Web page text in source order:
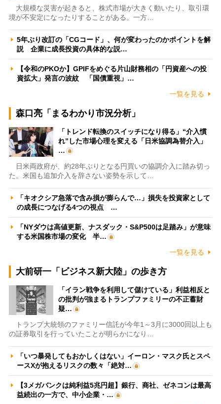
大規模な災害が起きると、株式市場が大きく動いたり、取引環
境が不安定になったりすることがある。一方…
5年ぶり改訂の「CGコード」、何が変わったのかポイントを解
説 企業に成長投資の具体的な説…
【令和のPKOか】GPIFをめぐる片山財務相の「円資産への投
資拡大」発言の波紋 「国債重視」…
一覧を見る
森口亮「まるわかり市況分析」
「トレンド転換のスイッチになり得る」“介入慣
れ”した市場心理を変える「日米協調為替介入」
…
日米両政府が、約28年ぶりとなる円買いの協調介入に踏み切っ
た。米国も追加介入を辞さない姿勢を示して…
「キオクシア急落で含み損が膨らんで…」損失を投資家として
の成長につなげる4つの視点 …
「NYダウは高値更新、ナスダック・S&P500は足踏み」が意味
する米国株市場の変化 半…
一覧を見る
大前研一「ビジネス新大陸」の歩き方
「イラン戦争を利用して儲けている」利益相反と
の批判が強まるトランプファミリーの不正蓄財
疑…
トランプ大統領のファミリー信託が今年1～3月に3000回以上も
の証券取引を行っていたことが明らかになり…
「いつ暴発してもおかしくはない」イーロン・マスク氏とスペ
ースXが抱えるリスクの数々「絶対…
【3メガバンクは純利益5兆円超】銀行、商社、ゼネコンは最高
益続出の一方で、中小企業・…